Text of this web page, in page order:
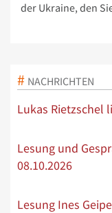
der Ukraine, den
NACHRICHTEN
Lukas Rietzschel
Lesung und
08.10.2026
Lesung Ines